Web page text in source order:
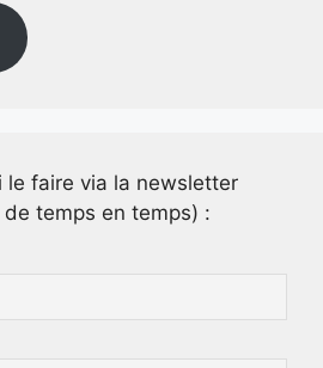
le faire via la newsletter
temps en temps) :